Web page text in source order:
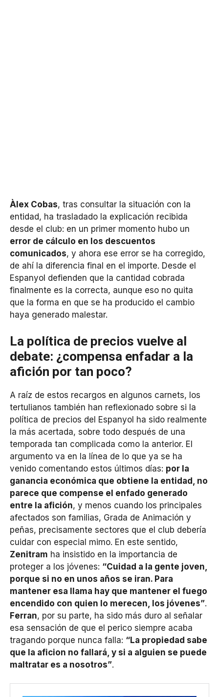
Àlex Cobas, tras consultar la situación con la
entidad, ha trasladado la explicación recibida
desde el club: en un primer momento hubo un
error de cálculo en los descuentos
comunicados, y ahora ese error se ha corregido,
de ahí la diferencia final en el importe. Desde el
Espanyol defienden que la cantidad cobrada
finalmente es la correcta, aunque eso no quita
que la forma en que se ha producido el cambio
haya generado malestar.
La política de precios vuelve al
debate: ¿compensa enfadar a la
afición por tan poco?
A raíz de estos recargos en algunos carnets, los
tertulianos también han reflexionado sobre si la
política de precios del Espanyol ha sido realmente
la más acertada, sobre todo después de una
temporada tan complicada como la anterior. El
argumento va en la línea de lo que ya se ha
venido comentando estos últimos días: por la
ganancia económica que obtiene la entidad, no
parece que compense el enfado generado
entre la afición, y menos cuando los principales
afectados son familias, Grada de Animación y
peñas, precisamente sectores que el club debería
cuidar con especial mimo. En este sentido,
Zenitram ha insistido en la importancia de
proteger a los jóvenes: “Cuidad a la gente joven,
porque si no en unos años se iran. Para
mantener esa llama hay que mantener el fuego
encendido con quien lo merecen, los jóvenes”.
Ferran, por su parte, ha sido más duro al señalar
esa sensación de que el perico siempre acaba
tragando porque nunca falla: “La propiedad sabe
que la aficion no fallará, y si a alguien se puede
maltratar es a nosotros”.